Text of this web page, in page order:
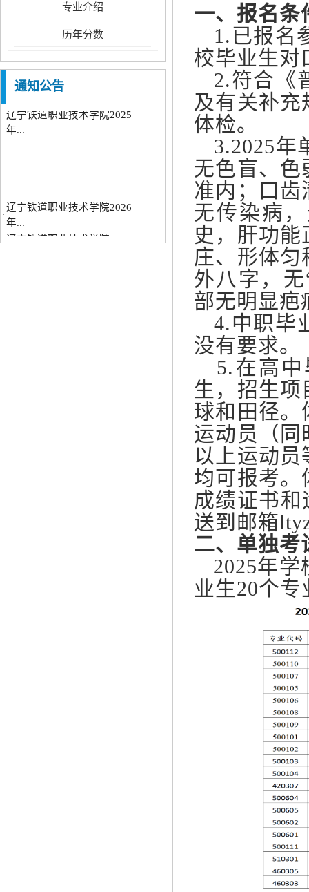
专业介绍
历年分数
通知公告
辽宁铁道职业技术学院2026
辽宁铁道职业技术学院2025
年...
辽宁铁道职业技术学院2025
年...
一、报名条
1.已报名
校毕业生对
2.符合《
及有关补
体检。
3.2025年
无色盲、色
准内；口齿
无传染病
史，肝功
庄、形体
外八字，
部无明显疤
4.中职毕
没有要求。
5.在高中
生，招生项
球和田径。
运动员（同
以上运动
均可报考。
成绩证书和
送到邮箱
二、单独考
2025年学
业生20个